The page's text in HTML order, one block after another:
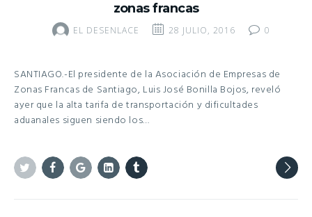
zonas francas
EL DESENLACE 28 JULIO, 2016 0
SANTIAGO.-El presidente de la Asociación de Empresas de
Zonas Francas de Santiago, Luis José Bonilla Bojos, reveló
ayer que la alta tarifa de transportación y dificultades
aduanales siguen siendo los…